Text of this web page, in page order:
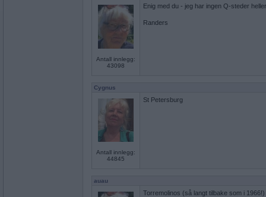
Antall innlegg:
43098
Enig med du - jeg har ingen Q-steder
Randers
Cygnus
Antall innlegg:
44845
St Petersburg
auau
Torremolinos (så langt tilbake som i 1966!)